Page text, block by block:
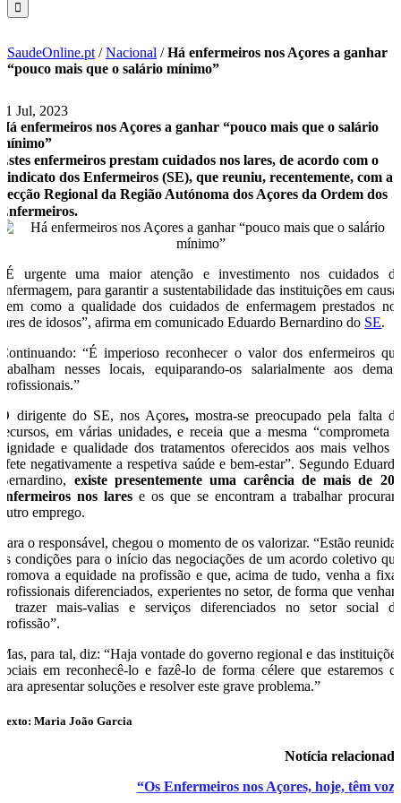
SaudeOnline.pt /Nacional /Há enfermeiros nos Açores a ganhar
“pouco mais que o salário mínimo”
11 Jul, 2023
Há enfermeiros nos Açores a ganhar “pouco mais que o salário
mínimo”
Estes enfermeiros prestam cuidados nos lares, de acordo com o
Sindicato dos Enfermeiros (SE), que reuniu, recentemente, com a
Secção Regional da Região Autónoma dos Açores da Ordem dos
Enfermeiros.
“É urgente uma maior atenção e investimento nos cuidados de
enfermagem, para garantir a sustentabilidade das instituições em causa,
bem como a qualidade dos cuidados de enfermagem prestados nos
lares de idosos”, afirma em comunicado Eduardo Bernardino do SE.
Continuando: “É imperioso reconhecer o valor dos enfermeiros que
trabalham nesses locais, equiparando-os salarialmente aos demais
profissionais.”
O dirigente do SE, nos Açores, mostra-se preocupado pela falta de
recursos, em várias unidades, e receia que a mesma “comprometa a
dignidade e qualidade dos tratamentos oferecidos aos mais velhos e
afete negativamente a respetiva saúde e bem-estar”. Segundo Eduardo
Bernardino, existe presentemente uma carência de mais de 200
enfermeiros nos lares e os que se encontram a trabalhar procuram
outro emprego.
Para o responsável, chegou o momento de os valorizar. “Estão reunidas
as condições para o início das negociações de um acordo coletivo que
promova a equidade na profissão e que, acima de tudo, venha a fixar
profissionais diferenciados, experientes no setor, de forma que venham
a trazer mais-valias e serviços diferenciados no setor social da
profissão”.
Mas, para tal, diz: “Haja vontade do governo regional e das instituições
sociais em reconhecê-lo e fazê-lo de forma célere que estaremos cá
para apresentar soluções e resolver este grave problema.”
Texto: Maria João Garcia
Notícia relacionada
“Os Enfermeiros nos Açores, hoje, têm voz”